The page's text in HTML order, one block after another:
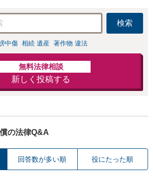
検索
中傷 相続 遺産 著作物 違法
無料法律相談
新しく投稿する
の法律Q&A
回答数が多い順 役にたった順